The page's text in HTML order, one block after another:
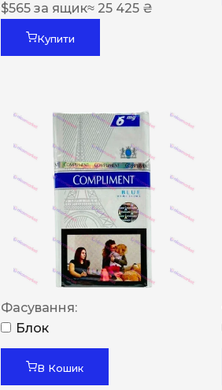
$565 за ящик≈ 25 425 ₴
Купити
Фасування:
Блок
В Кошик